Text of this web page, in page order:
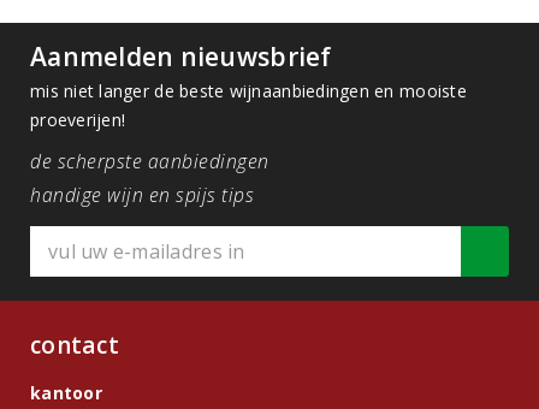
Aanmelden nieuwsbrief
mis niet langer de beste wijnaanbiedingen en mooiste
proeverijen!
de scherpste aanbiedingen
handige wijn en spijs tips
contact
kantoor